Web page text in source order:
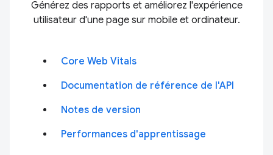
Générez des rapports et améliorez l'expérience
utilisateur d'une page sur mobile et ordinateur.
Core Web Vitals
Documentation de référence de l'API
Notes de version
Performances d'apprentissage